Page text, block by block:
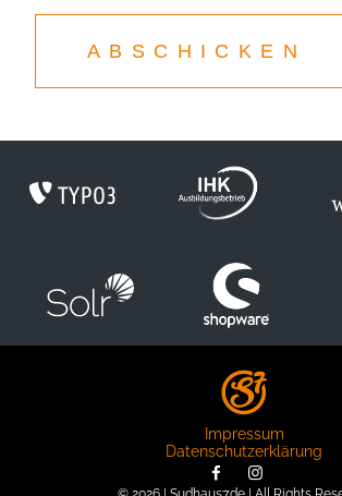
ABSCHICKEN
Impressum
Datenschutzerklärung